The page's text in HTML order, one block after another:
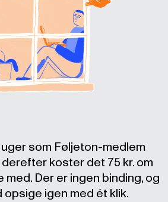
som Føljeton-medlem
derefter koster det 75 kr. om
Der er ingen binding, og
opsige igen med ét klik.